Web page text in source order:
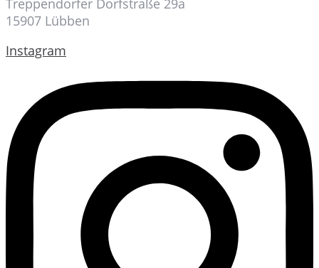
Treppendorfer Dorfstraße 29a
15907 Lübben
Instagram